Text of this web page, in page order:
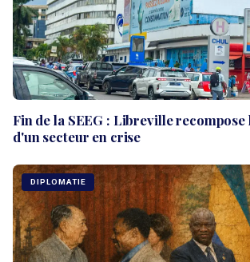
Fin de la SEEG : Libreville
d'un secteur en crise
DIPLOMATIE